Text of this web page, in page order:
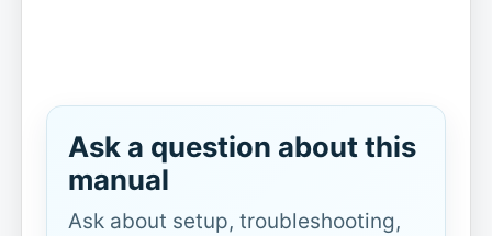
Ask a question about this
manual
Ask about setup, troubleshooting,